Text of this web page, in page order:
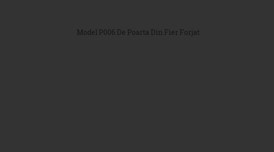
Model P006 De Poarta Din Fier Forjat